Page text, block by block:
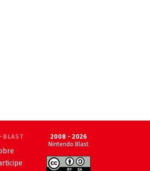
BLAST
2008 - 2026
Nintendo Blast